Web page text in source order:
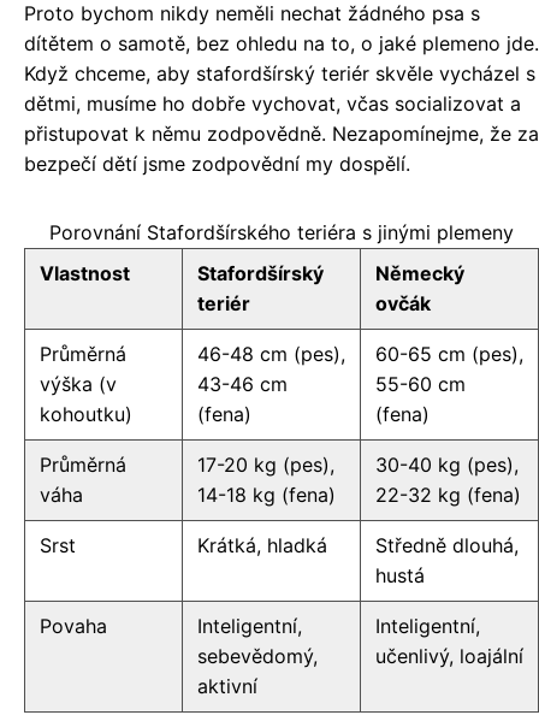
Proto bychom nikdy neměli nechat žádného psa s
dítětem o samotě, bez ohledu na to, o jaké plemeno jde.
Když chceme, aby stafordšírský teriér skvěle vycházel s
dětmi, musíme ho dobře vychovat, včas socializovat a
přistupovat k němu zodpovědně. Nezapomínejme, že za
bezpečí dětí jsme zodpovědní my dospělí.
Porovnání Stafordšírského teriéra s jinými plemeny
Vlastnost
Stafordšírský
teriér
Německý
ovčák
Průměrná
výška (v
kohoutku)
46-48 cm (pes),
43-46 cm
(fena)
60-65 cm (pes),
55-60 cm
(fena)
Průměrná
váha
17-20 kg (pes),
14-18 kg (fena)
30-40 kg (pes),
22-32 kg (fena)
Srst Krátká, hladká
Středně dlouhá,
hustá
Povaha
Inteligentní,
sebevědomý,
aktivní
Inteligentní,
učenlivý, loajální